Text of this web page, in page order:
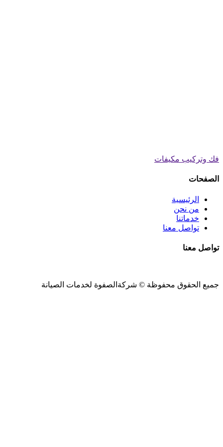
فك وتركيب مكيفات
الصفحات
الرئيسية
من نحن
خدماتنا
تواصل معنا
تواصل معنا
جميع الحقوق محفوظة © شركةالصفوة لخدمات الصيانة